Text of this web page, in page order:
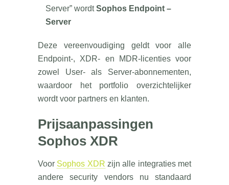
Server” wordtSophos Endpoint –
Server
Deze vereenvoudiging geldt voor alle
Endpoint-, XDR- en MDR-licenties voor
zowel User- als Server-abonnementen,
waardoor het portfolio overzichtelijker
wordt voor partners en klanten.
Prijsaanpassingen
Sophos XDR
Voor Sophos XDR zijn alle integraties met
andere security vendors nu standaard